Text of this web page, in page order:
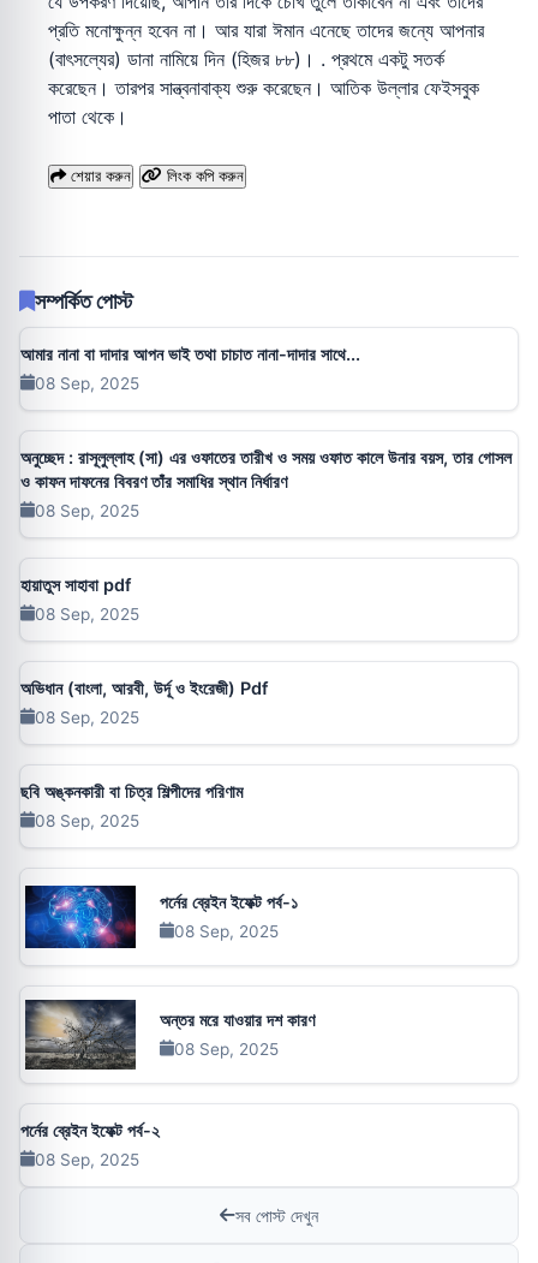
শেয়ার করুন লিংক কপি করুন
সম্পর্কিত পোস্ট
আমার নানা বা দাদার আপন ভাই তথা চাচাত নানা-দাদার সাথে...
08 Sep, 2025
অনুচ্ছেদ : রাসূলুল্লাহ (সা) এর ওফাতের তারীখ ও সময় ওফাত কালে উনার বয়স, তার গোসল
ও কাফন দাফনের বিবরণ তাঁর সমাধির স্থান নির্ধারণ
08 Sep, 2025
হায়াতুস সাহাবা pdf
08 Sep, 2025
অভিধান (বাংলা, আরবী, উর্দূ ও ইংরেজী) Pdf
08 Sep, 2025
ছবি অঙ্কনকারী বা চিত্র শিল্পীদের পরিণাম
08 Sep, 2025
পর্নের ব্রেইন ইফেক্ট পর্ব-১
08 Sep, 2025
অন্তর মরে যাওয়ার দশ কারণ
08 Sep, 2025
পর্নের ব্রেইন ইফেক্ট পর্ব-২
08 Sep, 2025
সব পোস্ট দেখুন